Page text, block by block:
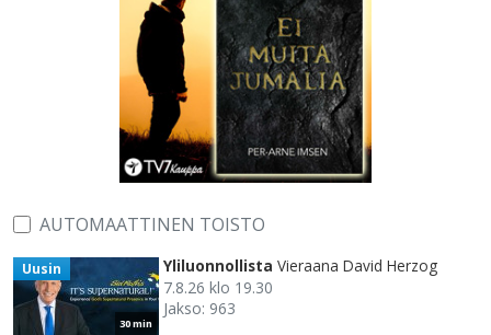
AUTOMAATTINEN TOISTO
30 min
Uusin Yliluonnollista Vieraana David Herzog
7.8.26 klo 19.30
Jakso: 963